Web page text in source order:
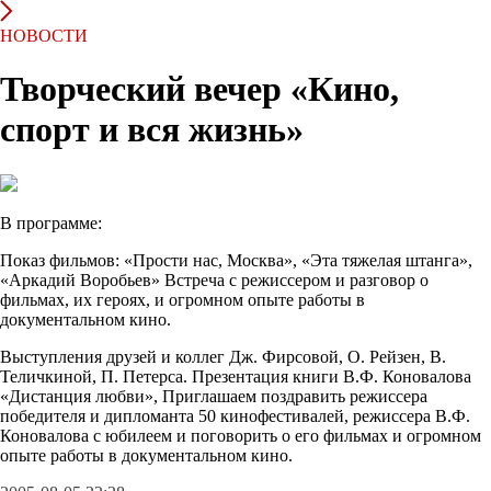
НОВОСТИ
Творческий вечер «Кино,
спорт и вся жизнь»
В программе:
Показ фильмов: «Прости нас, Москва», «Эта тяжелая штанга»,
«Аркадий Воробьев» Встреча с режиссером и разговор о
фильмах, их героях, и огромном опыте работы в
документальном кино.
Выступления друзей и коллег Дж. Фирсовой, О. Рейзен, В.
Теличкиной, П. Петерса. Презентация книги В.Ф. Коновалова
«Дистанция любви», Приглашаем поздравить режиссера
победителя и дипломанта 50 кинофестивалей, режиссера В.Ф.
Коновалова с юбилеем и поговорить о его фильмах и огромном
опыте работы в документальном кино.